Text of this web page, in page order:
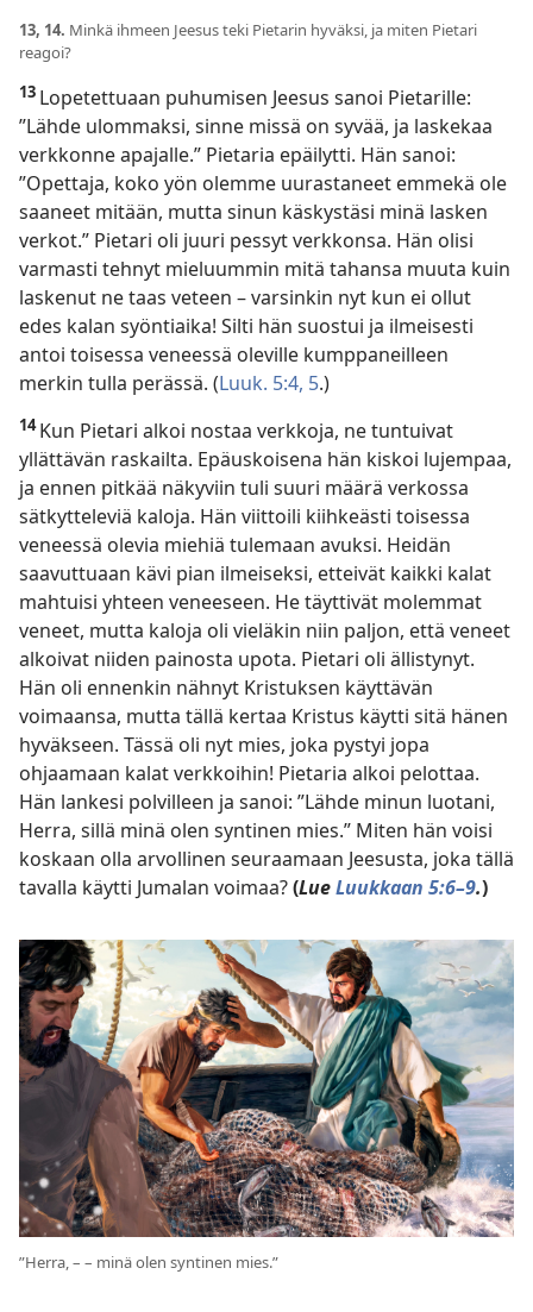
13, 14. Minkä ihmeen Jeesus teki Pietarin hyväksi, ja miten Pietari
reagoi?
13 Lopetettuaan puhumisen Jeesus sanoi Pietarille:
”Lähde ulommaksi, sinne missä on syvää, ja laskekaa
verkkonne apajalle.” Pietaria epäilytti. Hän sanoi:
”Opettaja, koko yön olemme uurastaneet emmekä ole
saaneet mitään, mutta sinun käskystäsi minä lasken
verkot.” Pietari oli juuri pessyt verkkonsa. Hän olisi
varmasti tehnyt mieluummin mitä tahansa muuta kuin
laskenut ne taas veteen – varsinkin nyt kun ei ollut
edes kalan syöntiaika! Silti hän suostui ja ilmeisesti
antoi toisessa veneessä oleville kumppaneilleen
merkin tulla perässä. (Luuk. 5:4, 5.)
14Kun Pietari alkoi nostaa verkkoja, ne tuntuivat
yllättävän raskailta. Epäuskoisena hän kiskoi lujempaa,
ja ennen pitkää näkyviin tuli suuri määrä verkossa
sätkytteleviä kaloja. Hän viittoili kiihkeästi toisessa
veneessä olevia miehiä tulemaan avuksi. Heidän
saavuttuaan kävi pian ilmeiseksi, etteivät kaikki kalat
mahtuisi yhteen veneeseen. He täyttivät molemmat
veneet, mutta kaloja oli vieläkin niin paljon, että veneet
alkoivat niiden painosta upota. Pietari oli ällistynyt.
Hän oli ennenkin nähnyt Kristuksen käyttävän
voimaansa, mutta tällä kertaa Kristus käytti sitä hänen
hyväkseen. Tässä oli nyt mies, joka pystyi jopa
ohjaamaan kalat verkkoihin! Pietaria alkoi pelottaa.
Hän lankesi polvilleen ja sanoi: ”Lähde minun luotani,
Herra, sillä minä olen syntinen mies.” Miten hän voisi
koskaan olla arvollinen seuraamaan Jeesusta, joka tällä
tavalla käytti Jumalan voimaa?(LueLuukkaan 5:6–9.)
”Herra, – – minä olen syntinen mies.”